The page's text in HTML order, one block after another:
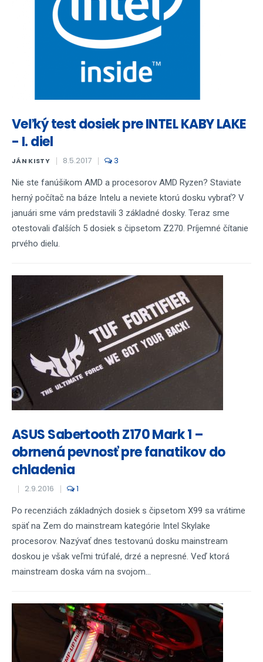
Veľký test dosiek pre INTEL KABY LAKE
- I. diel
JÁN KISTY 8.5.2017 3
Nie ste fanúšikom AMD a procesorov AMD Ryzen? Staviate
herný počítač na báze Intelu a neviete ktorú dosku vybrať? V
januári sme vám predstavili 3 základné dosky. Teraz sme
otestovali ďalších 5 dosiek s čipsetom Z270. Príjemné čítanie
prvého dielu.
ASUS Sabertooth Z170 Mark 1 –
obrnená pevnosť pre fanatikov do
chladenia
2.9.2016 1
Po recenziách základných dosiek s čipsetom X99 sa vrátime
späť na Zem do mainstream kategórie Intel Skylake
procesorov. Nazývať dnes testovanú dosku mainstream
doskou je však veľmi trúfalé, drzé a nepresné. Veď ktorá
mainstream doska vám na svojom...